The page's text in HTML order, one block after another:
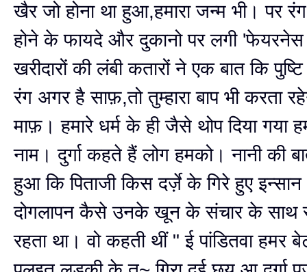
खैर जो होना था हुआ,हमारा जन्म भी। पर
होने के फायदे और दुकानो पर लगी
खरीदारों की लंबी कतारों ने एक बात कि
रंग अगर है साफ़,तो तुम्हारा बाप भी करता
माफ़। हमारे धर्म के ही जैसे थोप दिया गया
नाम। दुर्गा कहते हैं लोग हमको। नानी की
हुआ कि पिताजी किस दर्ज़े के गिरे हुए
दोगलापन कैसे उनके खून के संचार के साथ
रहता था। वो कहती थीं " ई पांडितवा हमर